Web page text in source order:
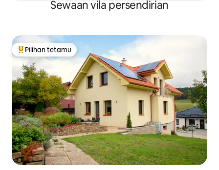
Sewaan vila persendirian
Pilihan utama tetamu
Pilihan tetamu